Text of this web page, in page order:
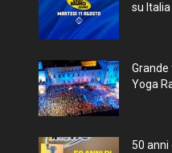
su Italia
Grande
Yoga
50 anni